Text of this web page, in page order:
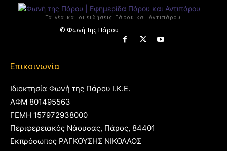
Τα νέα και οι ειδήσεις Πάρου και Αντιπάρου
© Φωνή Της Πάρου
Επικοινωνία
Ιδιοκτησία Φωνή της Πάρου Ι.Κ.Ε.
ΑΦΜ 801495563
ΓΕΜΗ 157972938000
Περιφερειακός Νάουσας, Πάρος, 84401
Εκπρόσωπος ΡΑΓΚΟΥΣΗΣ ΝΙΚΟΛΑΟΣ